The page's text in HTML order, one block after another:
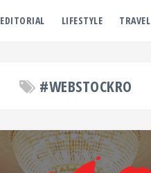
EDITORIAL LIFESTYLE TRAVEL
#WEBSTOCKRO